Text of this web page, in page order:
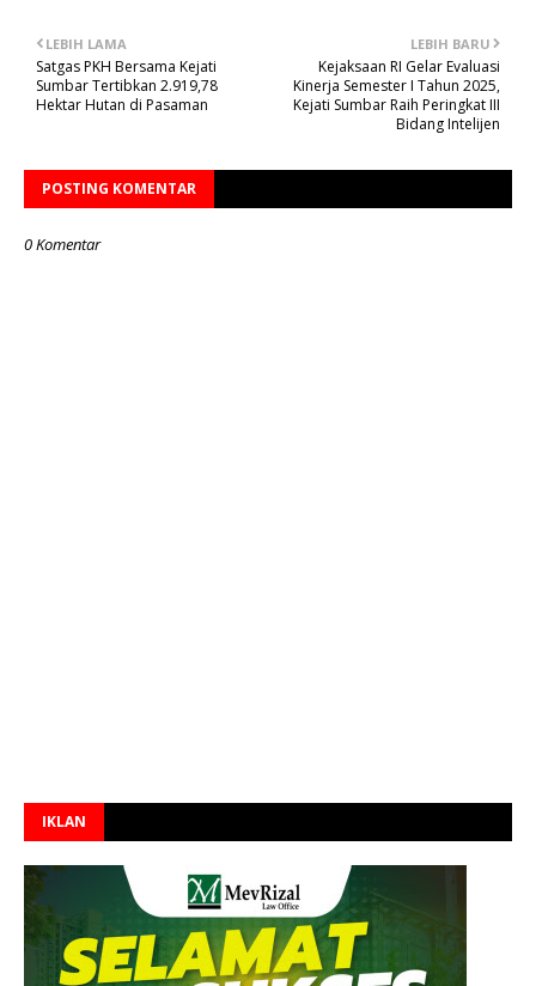
LEBIH BARU
Kejaksaan RI Gelar Evaluasi
Kinerja Semester I Tahun 2025,
Kejati Sumbar Raih Peringkat III
Bidang Intelijen
LEBIH LAMA
Satgas PKH Bersama Kejati
Sumbar Tertibkan 2.919,78
Hektar Hutan di Pasaman
POSTING KOMENTAR
0 Komentar
IKLAN